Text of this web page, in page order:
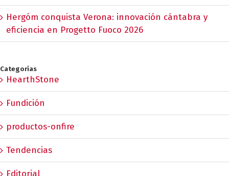
Hergóm conquista Verona: innovación cántabra y
eficiencia en Progetto Fuoco 2026
Categorías
HearthStone
Fundición
productos-onfire
Tendencias
Editorial